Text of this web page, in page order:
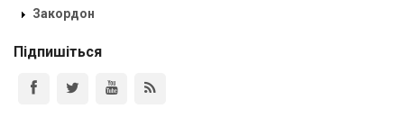
Закордон
Підпишіться